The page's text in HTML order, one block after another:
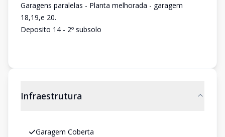
Garagens paralelas - Planta melhorada - garagem
18,19,e 20.
Deposito 14 - 2º subsolo
Infraestrutura
Garagem Coberta